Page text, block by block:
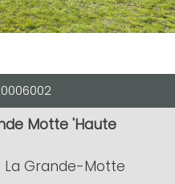
Motte 'Haute
La Grande-Motte